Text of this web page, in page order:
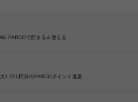
PARCOで貯まる＆使える
1,500円分のPARCOポイント進呈